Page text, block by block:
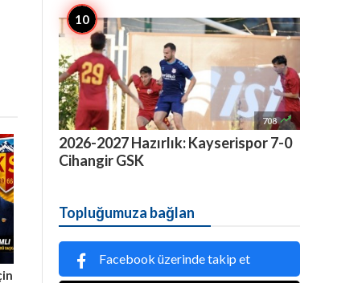
708 
2026-2027 Hazırlık: Kayserispor 7-0
Cihangir GSK
Topluğumuza bağlan
Facebook üzerinde takip et